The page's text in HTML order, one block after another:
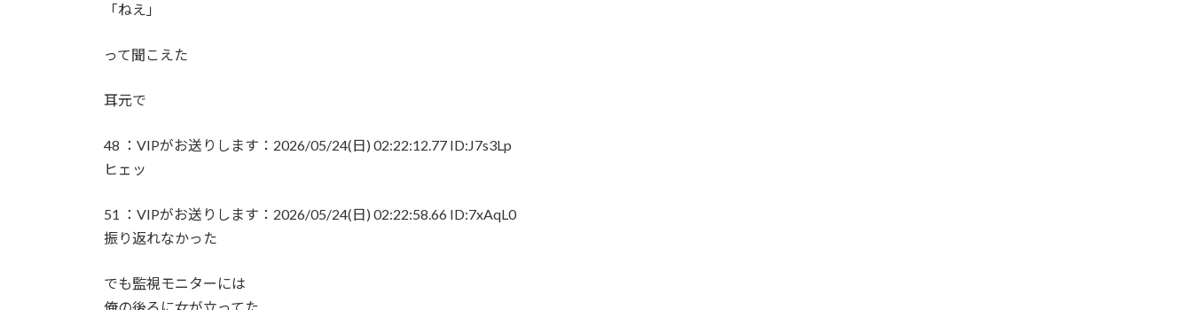
「ねえ」
って聞こえた
耳元で
48 ：VIPがお送りします：2026/05/24(日) 02:22:12.77 ID:J7s3Lp
ヒェッ
51 ：VIPがお送りします：2026/05/24(日) 02:22:58.66 ID:7xAqL0
振り返れなかった
でも監視モニターには